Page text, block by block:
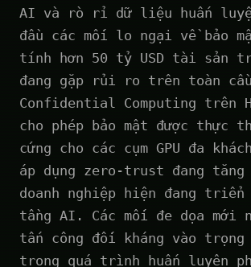
AI và rò rỉ dữ liệu huấn
đầu các mối lo ngại về bảo
tính hơn 50 tỷ USD tài sản
đang gặp rủi ro trên toàn
Confidential Computing trên
cho phép bảo mật được thực
cứng cho các cụm GPU đa
áp dụng zero-trust đang tăng
doanh nghiệp hiện đang triển
tầng AI. Các mối đe dọa mới
tấn công đối kháng vào trọng
trong quá trình huấn luyện